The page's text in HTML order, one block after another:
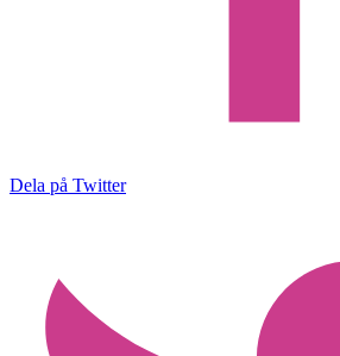
Dela på Twitter